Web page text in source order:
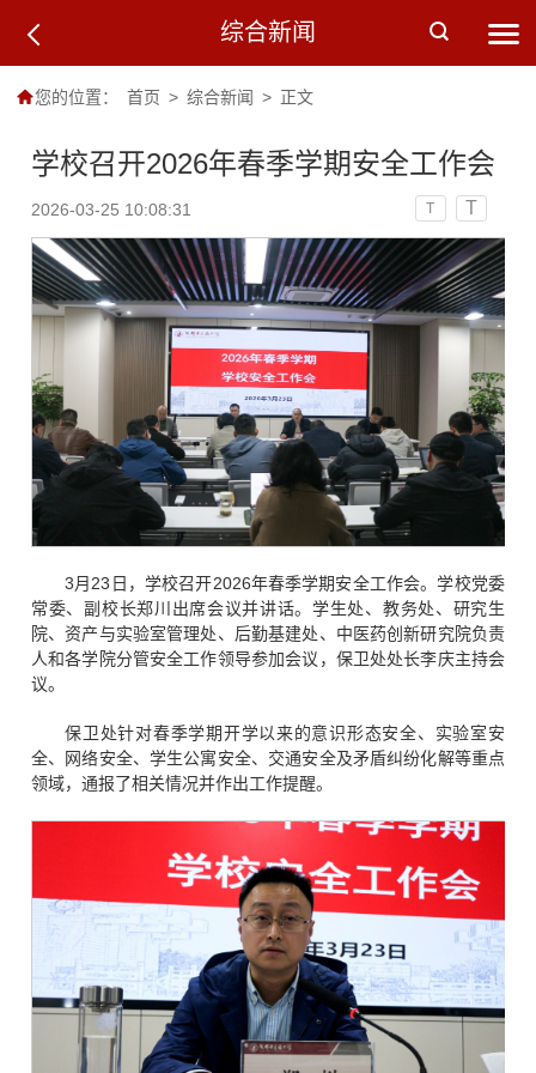
综合新闻
您的位置： 首页 > 综合新闻 > 正文
学校召开2026年春季学期安全工作会
2026-03-25 10:08:31 T T
3月23日，学校召开2026年春季学期安全工作会。学校党委
常委、副校长郑川出席会议并讲话。学生处、教务处、研究生
院、资产与实验室管理处、后勤基建处、中医药创新研究院负责
人和各学院分管安全工作领导参加会议，保卫处处长李庆主持会
议。
保卫处针对春季学期开学以来的意识形态安全、实验室安
全、网络安全、学生公寓安全、交通安全及矛盾纠纷化解等重点
领域，通报了相关情况并作出工作提醒。